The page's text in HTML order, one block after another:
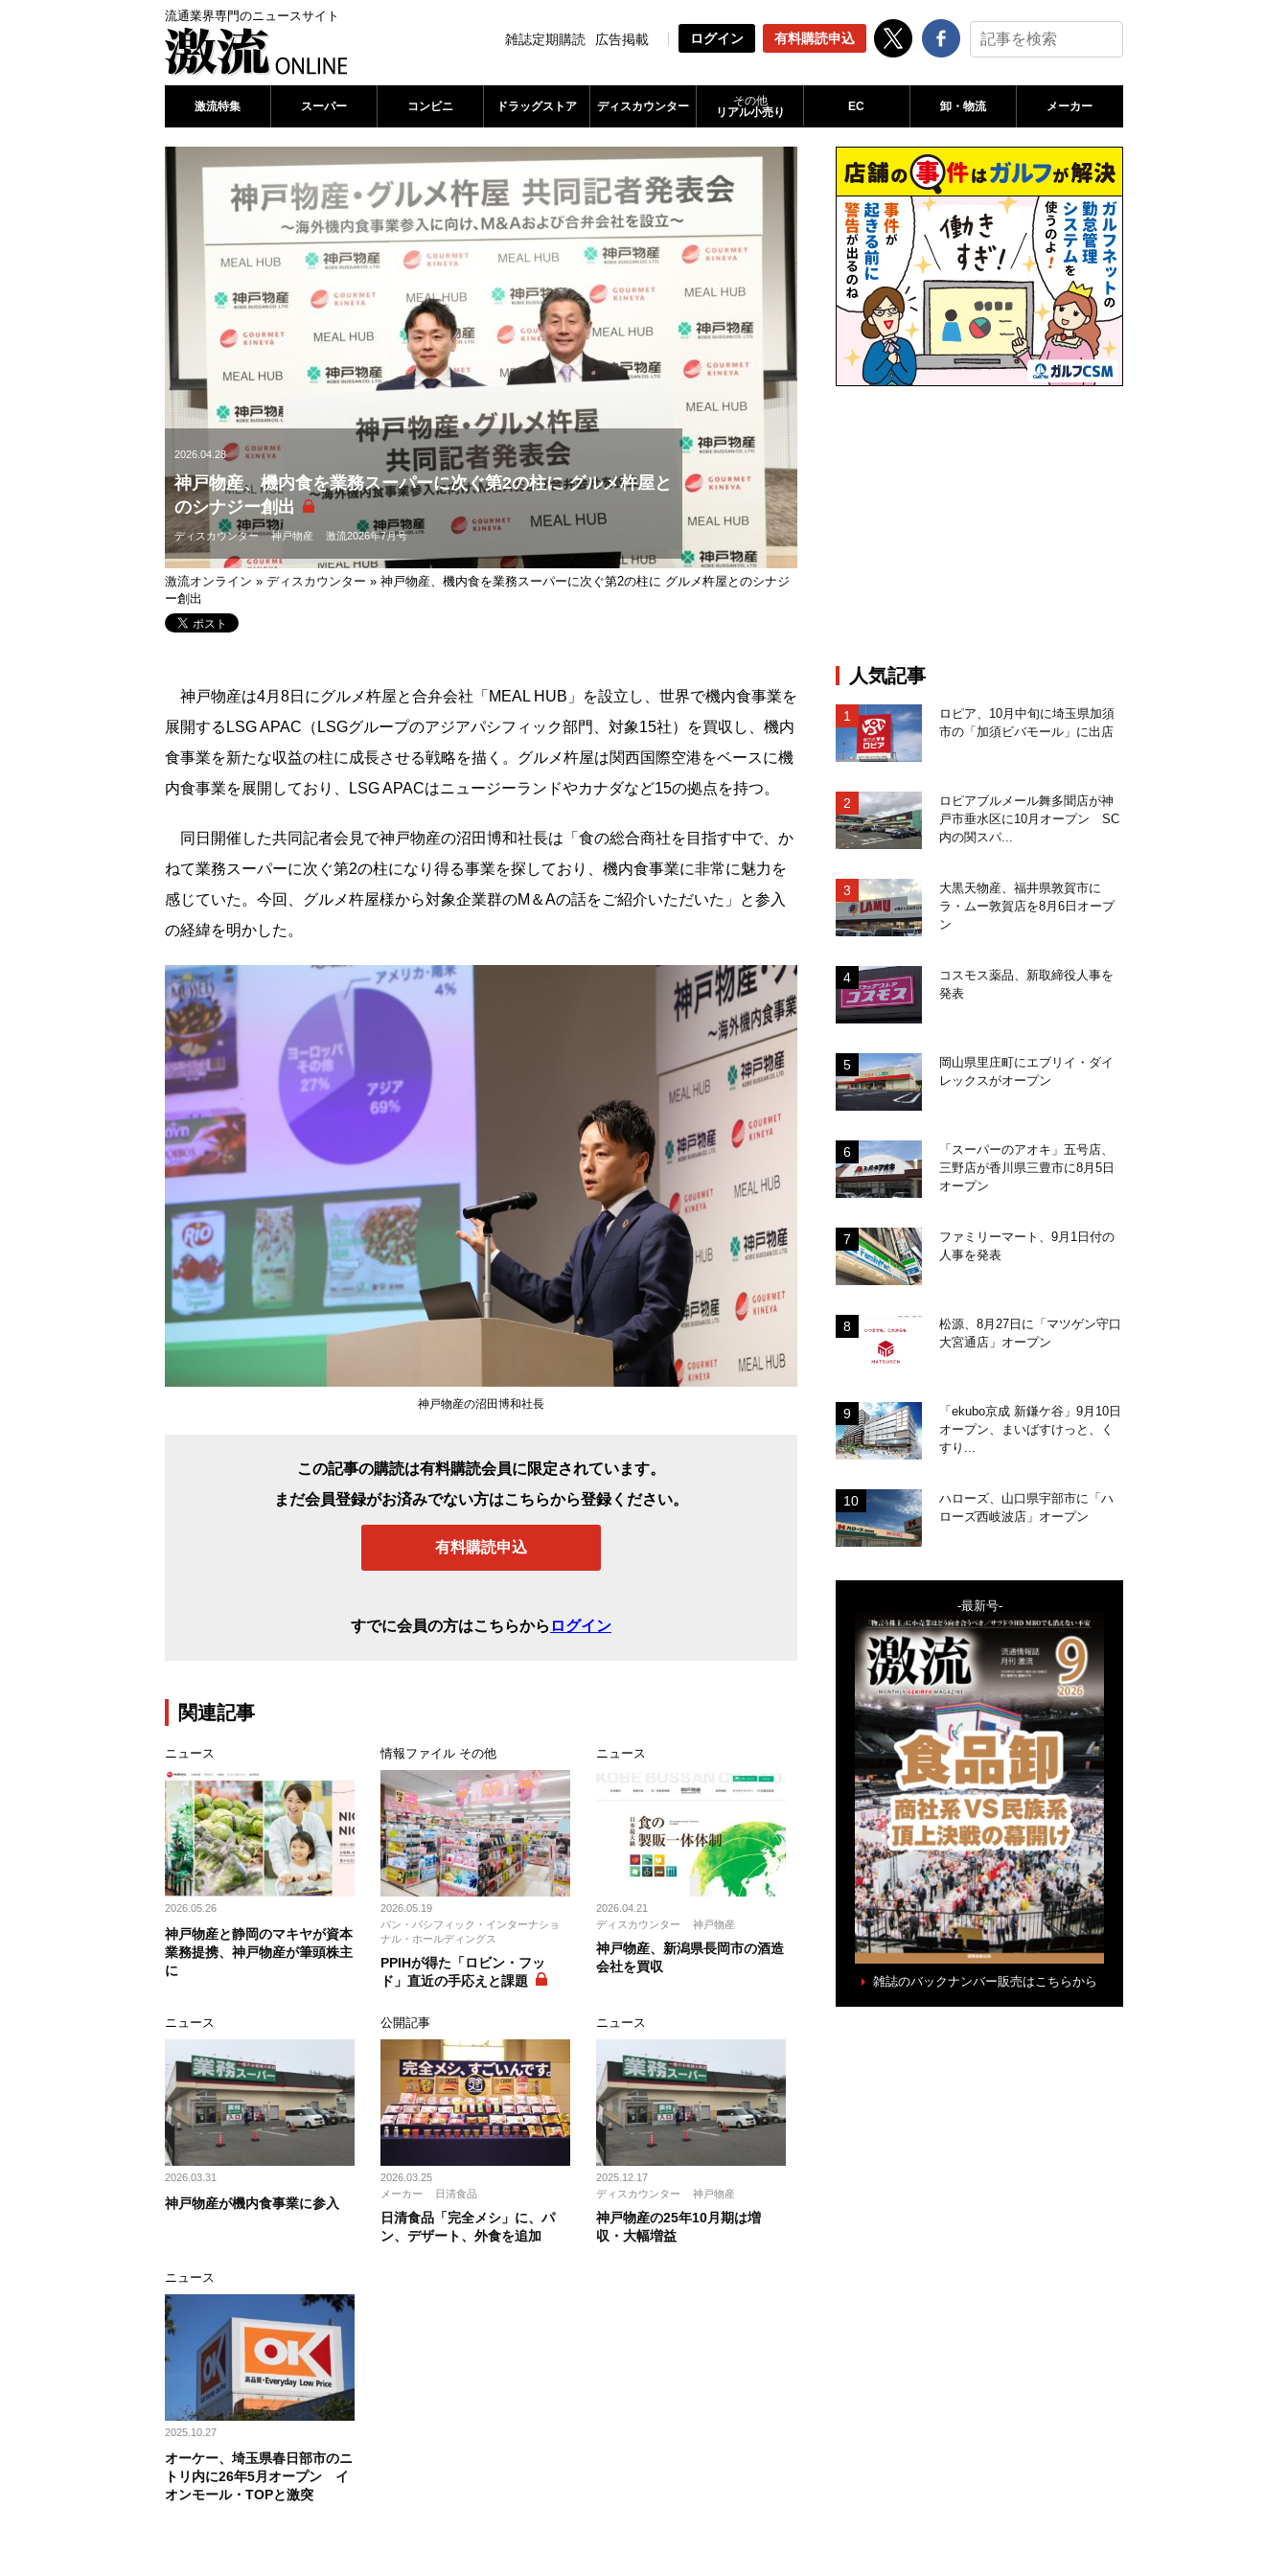
流通業界専門のニュースサイト
雑誌定期購読 広告掲載 ログイン 有料購読申込
激流特集 スーパー コンビニ ドラッグストア ディスカウンター
その他
リアル小売り
EC 卸・物流 メーカー
2026.04.28
神戸物産、機内食を業務スーパーに次ぐ第2の柱に グルメ杵屋と
のシナジー創出
ディスカウンター 神戸物産 激流2026年7月号
激流オンライン » ディスカウンター » 神戸物産、機内食を業務スーパーに次ぐ第2の柱に グルメ杵屋とのシナジ
ー創出
神戸物産は4月8日にグルメ杵屋と合弁会社「MEAL HUB」を設立し、世界で機内食事業を
展開するLSG APAC（LSGグループのアジアパシフィック部門、対象15社）を買収し、機内
食事業を新たな収益の柱に成長させる戦略を描く。グルメ杵屋は関西国際空港をベースに機
内食事業を展開しており、LSG APACはニュージーランドやカナダなど15の拠点を持つ。
同日開催した共同記者会見で神戸物産の沼田博和社長は「食の総合商社を目指す中で、か
ねて業務スーパーに次ぐ第2の柱になり得る事業を探しており、機内食事業に非常に魅力を
感じていた。今回、グルメ杵屋様から対象企業群のM＆Aの話をご紹介いただいた」と参入
の経緯を明かした。
神戸物産の沼田博和社長
この記事の購読は有料購読会員に限定されています。
まだ会員登録がお済みでない方はこちらから登録ください。
有料購読申込
すでに会員の方はこちらから ログイン
関連記事
ニュース
2026.05.26
神戸物産と静岡のマキヤが資本
業務提携、神戸物産が筆頭株主
に
情報ファイル その他
2026.05.19
パン・パシフィック・インターナショ
ナル・ホールディングス
PPIHが得た「ロビン・フッ
ド」直近の手応えと課題
ニュース
2026.04.21
ディスカウンター
神戸物産
神戸物産、新潟県長岡市の酒造
会社を買収
ニュース
2026.03.31
神戸物産が機内食事業に参入
公開記事
2026.03.25
メーカー
日清食品
日清食品「完全メシ」に、パ
ン、デザート、外食を追加
ニュース
2025.12.17
ディスカウンター
神戸物産
神戸物産の25年10月期は増
収・大幅増益
ニュース
2025.10.27
オーケー、埼玉県春日部市のニ
トリ内に26年5月オープン イ
オンモール・TOPと激突
人気記事
ロピア、10月中旬に埼玉県加須
市の「加須ビバモール」に出店
ロピアブルメール舞多聞店が神
戸市垂水区に10月オープン SC
内の関スパ...
大黒天物産、福井県敦賀市に
ラ・ムー敦賀店を8月6日オープ
ン
コスモス薬品、新取締役人事を
発表
岡山県里庄町にエブリイ・ダイ
レックスがオープン
「スーパーのアオキ」五号店、
三野店が香川県三豊市に8月5日
オープン
ファミリーマート、9月1日付の
人事を発表
松源、8月27日に「マツゲン守口
大宮通店」オープン
「ekubo京成 新鎌ケ谷」9月10日
オープン、まいばすけっと、く
すり...
ハローズ、山口県宇部市に「ハ
ローズ西岐波店」オープン
-最新号-
雑誌のバックナンバー販売はこちらから